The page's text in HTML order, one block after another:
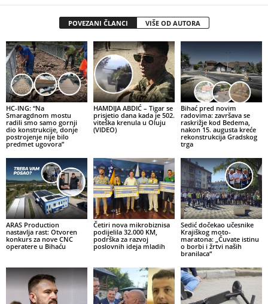
POVEZANI ČLANCI VIŠE OD AUTORA
HC-ING: “Na
Smaragdnom mostu
radili smo samo gornji
dio konstrukcije, donje
postrojenje nije bilo
predmet ugovora”
HAMDIJA ABDIĆ – Tigar se
prisjetio dana kada je 502.
viteška krenula u Oluju
(VIDEO)
Bihać pred novim
radovima: završava se
raskrižje kod Bedema,
nakon 15. augusta kreće
rekonstrukcija Gradskog
trga
ARAS Production
nastavlja rast: Otvoren
konkurs za nove CNC
operatere u Bihaću
Četiri nova mikrobiznisa
podijelila 32.000 KM,
podrška za razvoj
poslovnih ideja mladih
Sedić dočekao učesnike
Krajiškog moto-
maratona: „Čuvate istinu
o borbi i žrtvi naših
branilaca“